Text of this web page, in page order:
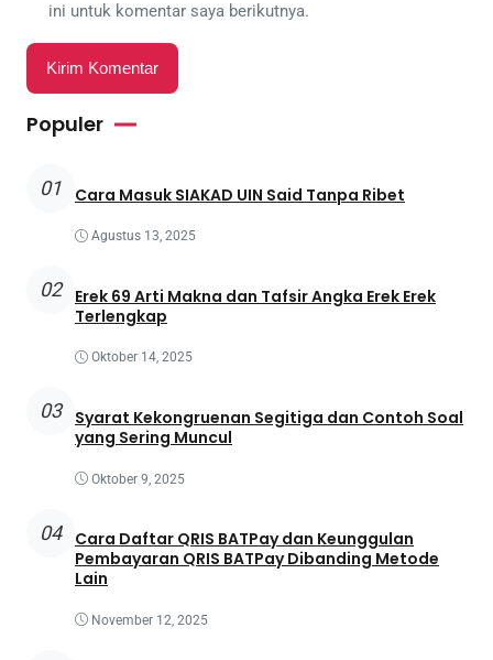
ini untuk komentar saya berikutnya.
Populer
01 Cara Masuk SIAKAD UIN Said Tanpa Ribet
Agustus 13, 2025
02
Erek 69 Arti Makna dan Tafsir Angka Erek Erek
Terlengkap
Oktober 14, 2025
03
Syarat Kekongruenan Segitiga dan Contoh Soal
yang Sering Muncul
Oktober 9, 2025
04
Cara Daftar QRIS BATPay dan Keunggulan
Pembayaran QRIS BATPay Dibanding Metode
Lain
November 12, 2025